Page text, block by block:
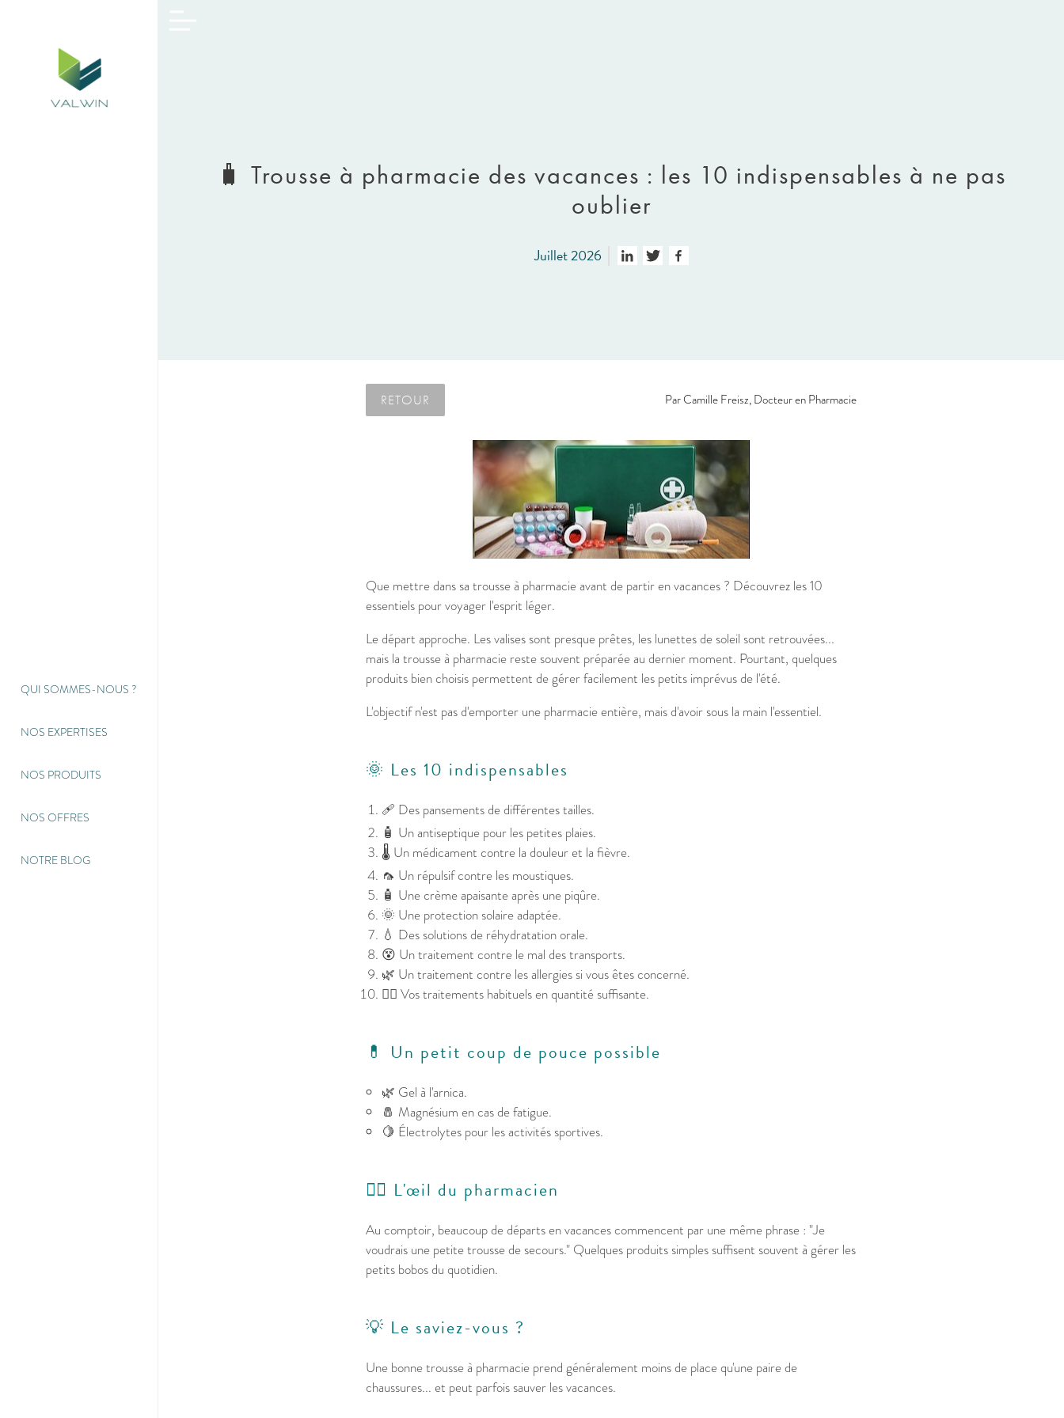
🧳 Trousse à pharmacie des vacances : les 10 indispensables à ne pas
oublier
Juillet 2026
RETOUR ParCamille Freisz, Docteur en Pharmacie
Que mettre dans sa trousse à pharmacie avant de partir en vacances ? Découvrez les 10
essentiels pour voyager l'esprit léger.
Le départ approche. Les valises sont presque prêtes, les lunettes de soleil sont retrouvées...
mais la trousse à pharmacie reste souvent préparée au dernier moment. Pourtant, quelques
produits bien choisis permettent de gérer facilement les petits imprévus de l'été.
L'objectif n'est pas d'emporter une pharmacie entière, mais d'avoir sous la main l'essentiel.
🌞 Les 10 indispensables
🩹 Des pansements de différentes tailles.
🧴 Un antiseptique pour les petites plaies.
🌡️ Un médicament contre la douleur et la fièvre.
🦟 Un répulsif contre les moustiques.
🧴 Une crème apaisante après une piqûre.
🌞 Une protection solaire adaptée.
💧 Des solutions de réhydratation orale.
😵 Un traitement contre le mal des transports.
🌿 Un traitement contre les allergies si vous êtes concerné.
👩‍⚕️ Vos traitements habituels en quantité suffisante.
💊 Un petit coup de pouce possible
🌿 Gel à l'arnica.
🧂 Magnésium en cas de fatigue.
🍋 Électrolytes pour les activités sportives.
👩‍⚕️ L'œil du pharmacien
Au comptoir, beaucoup de départs en vacances commencent par une même phrase : "Je
voudrais une petite trousse de secours." Quelques produits simples suffisent souvent à gérer les
petits bobos du quotidien.
💡 Le saviez-vous ?
Une bonne trousse à pharmacie prend généralement moins de place qu'une paire de
chaussures... et peut parfois sauver les vacances.
QUI SOMMES-NOUS ?
NOS EXPERTISES
NOS PRODUITS
NOS OFFRES
NOTRE BLOG